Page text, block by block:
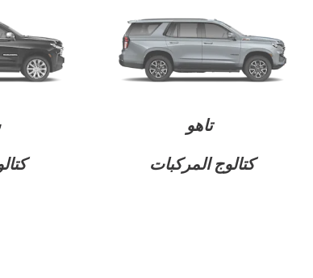
2026
تاهو
كتالوج المركبات